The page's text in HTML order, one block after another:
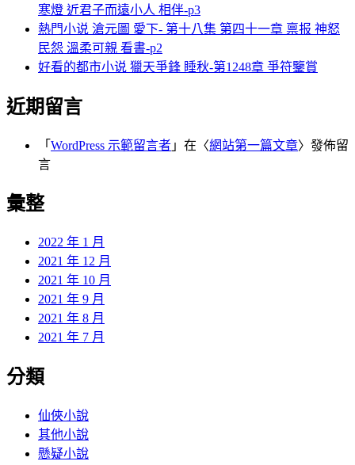
寒燈 近君子而遠小人 相伴-p3
熱門小说 滄元圖 愛下- 第十八集 第四十一章 禀报 神怒
民怨 溫柔可親 看書-p2
好看的都市小说 獵天爭鋒 睡秋-第1248章 爭符鑒賞
近期留言
「 WordPress 示範留言者 」在〈網站第一篇文章〉發佈留
言
彙整
2022 年 1 月
2021 年 12 月
2021 年 10 月
2021 年 9 月
2021 年 8 月
2021 年 7 月
分類
仙俠小說
其他小說
懸疑小說